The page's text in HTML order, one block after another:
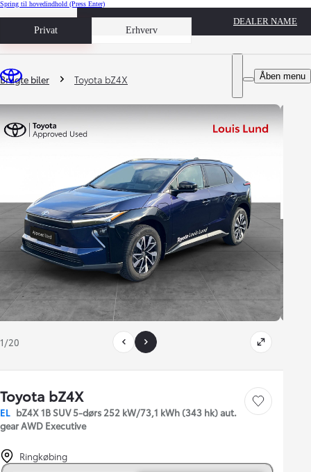
Spring til hovedindhold (Press Enter)
Privat Erhverv
Book prøvetur
DEALER NAME
Åben menu
Du er her
Brugte biler Toyota bZ4X
1/20
Toyota bZ4X
EL bZ4X 1B SUV 5-dørs 252 kW/73,1 kWh (343 hk) aut.
gear AWD Executive
Gem bil
Ringkøbing